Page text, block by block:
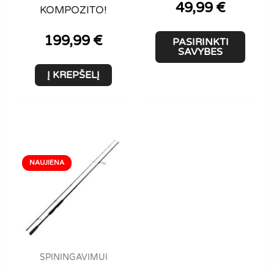
KOMPOZITO!
199,99 €
Į KREPŠELĮ
49,99 €
PASIRINKTI
SAVYBES
This
SPININGAVIMUI